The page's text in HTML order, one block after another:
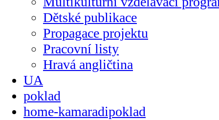
Dětské publikace
Propagace projektu
Pracovní listy
Hravá angličtina
UA
poklad
home-kamaradipoklad